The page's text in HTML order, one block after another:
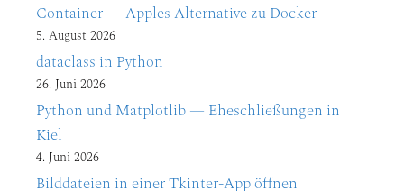
Container — Apples Alternative zu Docker
5. August 2026
dataclass in Python
26. Juni 2026
Python und Matplotlib — Eheschließungen in
Kiel
4. Juni 2026
Bilddateien in einer Tkinter-App öffnen